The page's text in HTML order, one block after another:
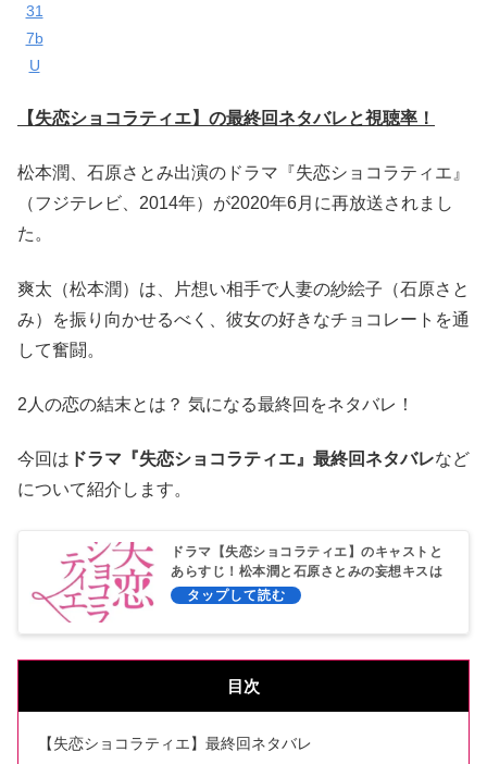
31
7b
U
【失恋ショコラティエ】の最終回ネタバレと視聴率！
松本潤、石原さとみ出演のドラマ『失恋ショコラティエ』
（フジテレビ、2014年）が2020年6月に再放送されまし
た。
爽太（松本潤）は、片想い相手で人妻の紗絵子（石原さと
み）を振り向かせるべく、彼女の好きなチョコレートを通
して奮闘。
2人の恋の結末とは？ 気になる最終回をネタバレ！
今回は ドラマ『失恋ショコラティエ』最終回ネタバレなど
について紹介します。
ドラマ【失恋ショコラティエ】のキャストと
あらすじ！松本潤と石原さとみの妄想キスは
必見！
目次
【失恋ショコラティエ】最終回ネタバレ